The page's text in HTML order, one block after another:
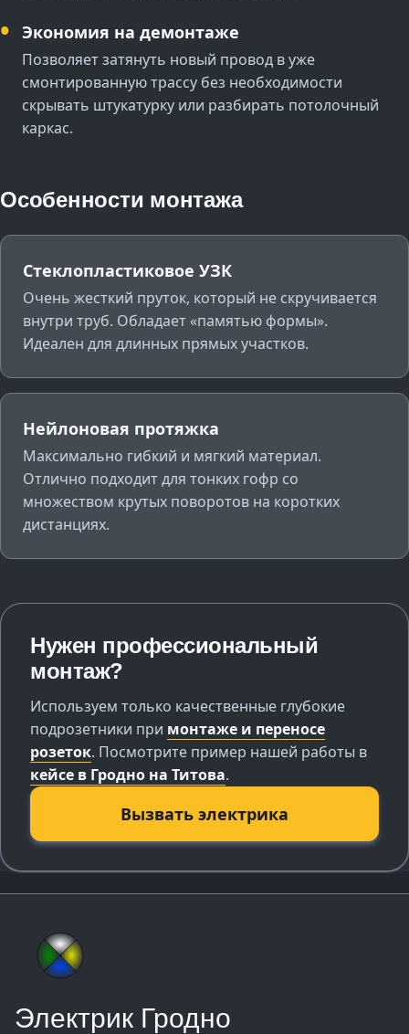
Экономия на демонтаже
Позволяет затянуть новый провод в уже
смонтированную трассу без необходимости
скрывать штукатурку или разбирать потолочный
каркас.
Особенности монтажа
Стеклопластиковое УЗК
Очень жесткий пруток, который не скручивается
внутри труб. Обладает «памятью формы».
Идеален для длинных прямых участков.
Нейлоновая протяжка
Максимально гибкий и мягкий материал.
Отлично подходит для тонких гофр со
множеством крутых поворотов на коротких
дистанциях.
Нужен профессиональный
монтаж?
Используем только качественные глубокие
подрозетники при монтаже и переносе
розеток. Посмотрите пример нашей работы в
кейсе в Гродно на Титова.
Вызвать электрика
Электрик Гродно